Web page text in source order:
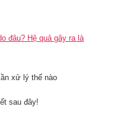
đâu? Hệ quả gây ra là
xử lý thế nào
sau đây!